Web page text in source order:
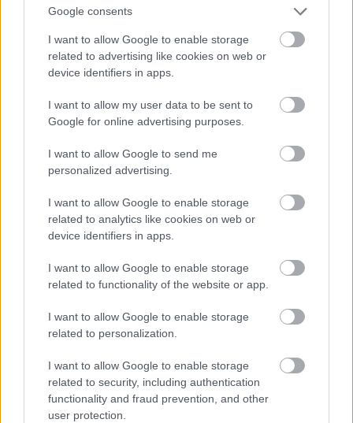
Google consents
I want to allow Google to enable storage
related to advertising like cookies on web or
device identifiers in apps.
I want to allow my user data to be sent to
Google for online advertising purposes.
I want to allow Google to send me
personalized advertising.
I want to allow Google to enable storage
related to analytics like cookies on web or
device identifiers in apps.
I want to allow Google to enable storage
related to functionality of the website or app.
I want to allow Google to enable storage
related to personalization.
I want to allow Google to enable storage
related to security, including authentication
functionality and fraud prevention, and other
user protection.
És ő sminkelt a legrosszabbul: az egész el van
kenődve.
Fotó: DC Comics / Northfoto
Jön még kép!